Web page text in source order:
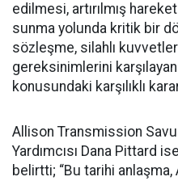
edilmesi, artırılmış
sunma yolunda kritik bir
sözleşme, silahlı
gereksinimlerini
konusundaki karşılıklı
Allison Transmission
Yardımcısı Dana Pittard
belirtti; “Bu tarihi anlaşma,